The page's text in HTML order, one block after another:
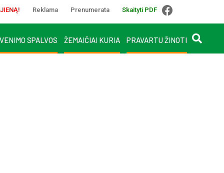
Reklama Prenumerata Skaityti PDF
SPALVOS ŽEMAIČIAI KURIA PRAVARTU ŽINOTI